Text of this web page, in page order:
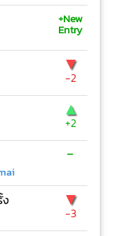
+New
Entry
▼
-2
▲
+2
-
ง ▼
-3